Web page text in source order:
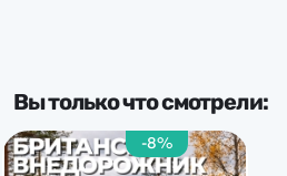
RTR
Доп.характеристики:
Вы только что смотрели:
-8%